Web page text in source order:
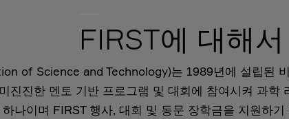
FIRST에 대해서
of Science and Technology)는 1989년에 설립된
진진한 멘토 기반 프로그램 및 대회에 참여시켜 과학
나이며 FIRST 행사, 대회 및 동문 장학금을 지원하